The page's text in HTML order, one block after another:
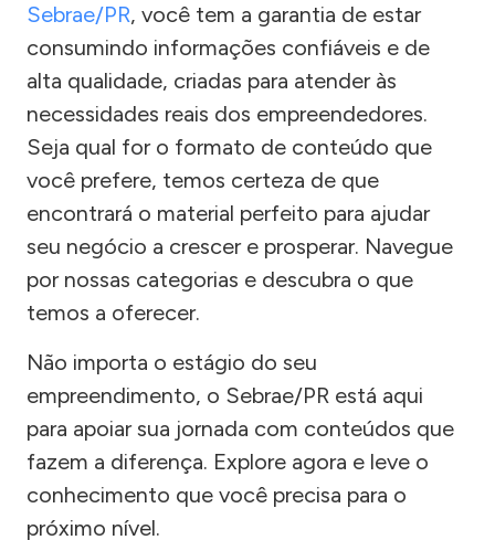
Sebrae/PR, você tem a garantia de estar
consumindo informações confiáveis e de
alta qualidade, criadas para atender às
necessidades reais dos empreendedores.
Seja qual for o formato de conteúdo que
você prefere, temos certeza de que
encontrará o material perfeito para ajudar
seu negócio a crescer e prosperar. Navegue
por nossas categorias e descubra o que
temos a oferecer.
Não importa o estágio do seu
empreendimento, o Sebrae/PR está aqui
para apoiar sua jornada com conteúdos que
fazem a diferença. Explore agora e leve o
conhecimento que você precisa para o
próximo nível.